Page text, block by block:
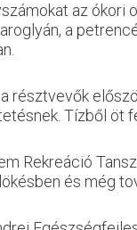
az
a
résztvevők
Tízből öt
Rekreáció
és még